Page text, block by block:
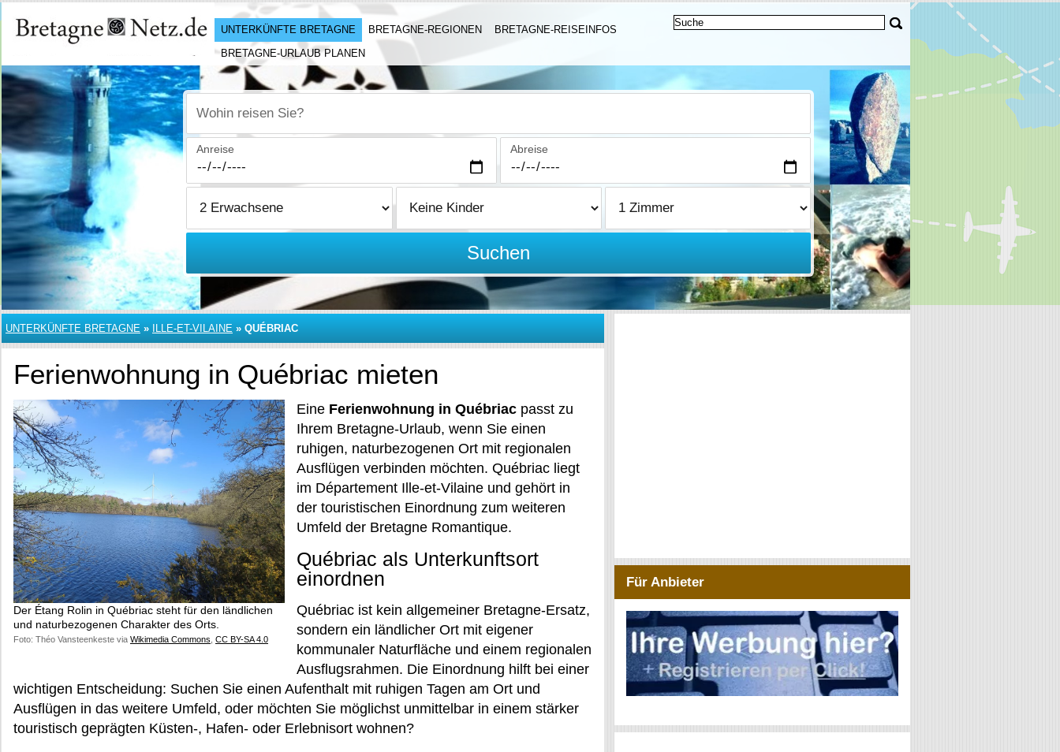
UNTERKÜNFTE BRETAGNE BRETAGNE-REGIONEN
BRETAGNE-REISEINFOS
BRETAGNE-URLAUB PLANEN
Wohin reisen Sie?
Anreise Abreise
Suchen
UNTERKÜNFTE BRETAGNE » ILLE-ET-VILAINE » QUÉBRIAC
Ferienwohnung in Québriac mieten
Der Étang Rolin in Québriac steht für den ländlichen
und naturbezogenen Charakter des Orts.
Foto: Théo Vansteenkeste via Wikimedia Commons CC BY-SA 4.0
Eine Ferienwohnung in Québriacpasst zu
Ihrem Bretagne-Urlaub, wenn Sie einen
ruhigen, naturbezogenen Ort mit regionalen
Ausflügen verbinden möchten. Québriac liegt
im Département Ille-et-Vilaine und gehört in
der touristischen Einordnung zum weiteren
Umfeld der Bretagne Romantique.
Québriac als Unterkunftsort
einordnen
Québriac ist kein allgemeiner Bretagne-Ersatz,
sondern ein ländlicher Ort mit eigener
kommunaler Naturfläche und einem regionalen
Ausflugsrahmen. Die Einordnung hilft bei einer
wichtigen Entscheidung: Suchen Sie einen Aufenthalt mit ruhigen Tagen am Ort und
Ausflügen in das weitere Umfeld, oder möchten Sie möglichst unmittelbar in einem stärker
touristisch geprägten Küsten-, Hafen- oder Erlebnisort wohnen?
Für Anbieter